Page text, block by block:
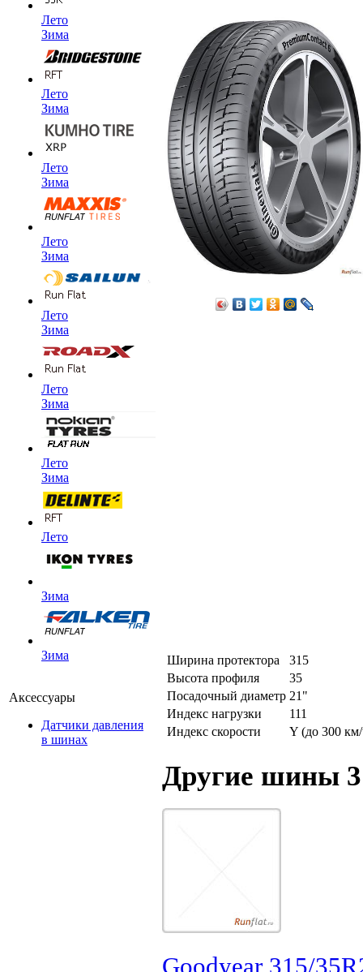
Лето
Зима
Лето
Зима
Лето
Зима
Лето
Зима
Лето
Зима
Лето
Зима
Лето
Зима
Лето
Зима
Зима
Аксессуары
Датчики давления
в шинах
Ширина протектора
315
Высота профиля
35
Посадочный диаметр 21"
Индекс нагрузки
111
Индекс скорости
Y (до 300
Другие шины
Goodyear 315/